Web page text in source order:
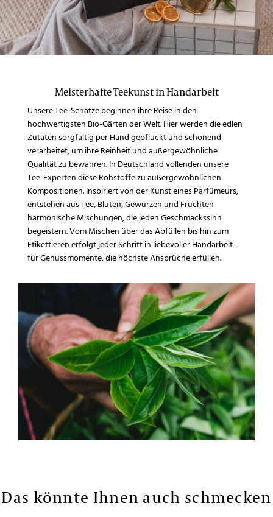
Meisterhafte Teekunst in Handarbeit
Unsere Tee-Schätze beginnen ihre Reise in den
hochwertigsten Bio-Gärten der Welt. Hier werden die edlen
Zutaten sorgfältig per Hand gepflückt und schonend
verarbeitet, um ihre Reinheit und außergewöhnliche
Qualität zu bewahren. In Deutschland vollenden unsere
Tee-Experten diese Rohstoffe zu außergewöhnlichen
Kompositionen. Inspiriert von der Kunst eines Parfümeurs,
entstehen aus Tee, Blüten, Gewürzen und Früchten
harmonische Mischungen, die jeden Geschmackssinn
begeistern. Vom Mischen über das Abfüllen bis hin zum
Etikettieren erfolgt jeder Schritt in liebevoller Handarbeit –
für Genussmomente, die höchste Ansprüche erfüllen.
Das könnte Ihnen auch schmecken